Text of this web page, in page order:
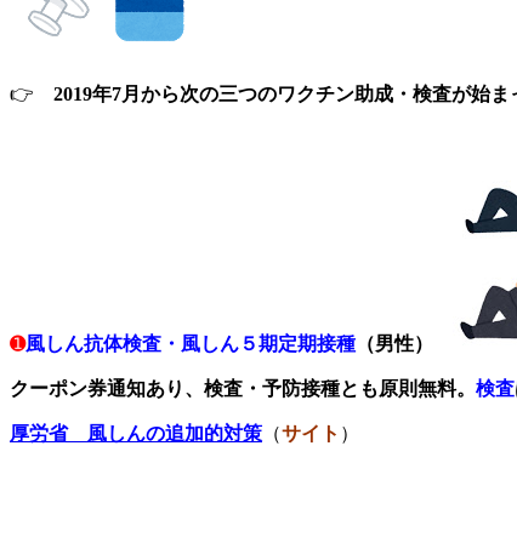
👉 2019年7月から次の三つのワクチン助成・検査が始ま
➊風しん抗体検査・風しん５期定期接種 （男性）
クーポン券通知あり、 検査・予防接種とも 原則無料。 検査
厚労省 風しんの追加的対策 （サイト ）